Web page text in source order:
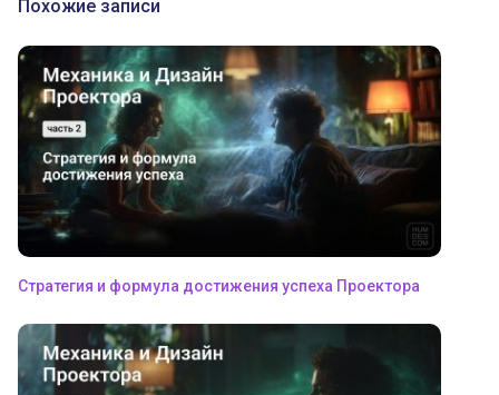
Похожие записи
Стратегия и формула достижения успеха Проектора